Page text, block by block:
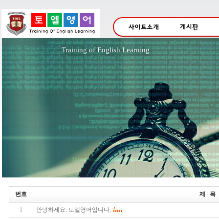
Training of English Learning 초등
번호 제 목
1 안녕하세요. 토엘영어입니다.